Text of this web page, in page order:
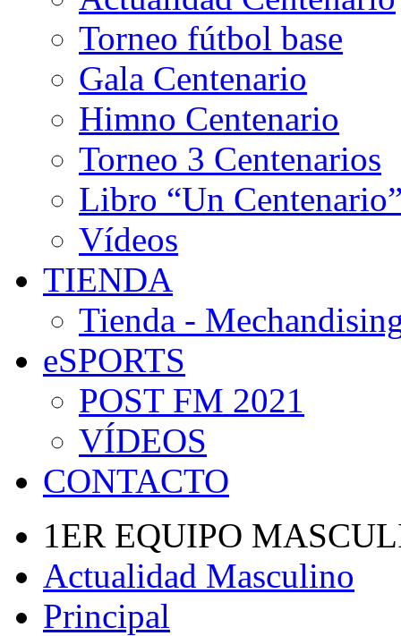
Torneo fútbol base
Gala Centenario
Himno Centenario
Torneo 3 Centenarios
Libro “Un
Vídeos
TIENDA
Tienda -
eSPORTS
POST FM 2021
VÍDEOS
CONTACTO
1ER EQUIPO
Actualidad Masculino
Principal